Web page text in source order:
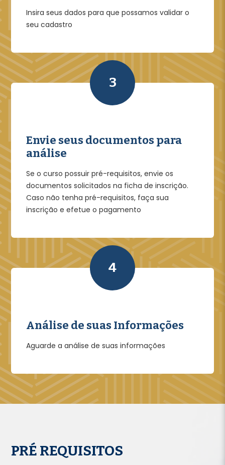
Insira seus dados para que possamos validar o
seu cadastro
3
Envie seus documentos para
análise
Se o curso possuir pré-requisitos, envie os
documentos solicitados na ficha de inscrição.
Caso não tenha pré-requisitos, faça sua
inscrição e efetue o pagamento
4
Análise de suas Informações
Aguarde a análise de suas informações
PRÉ REQUISITOS